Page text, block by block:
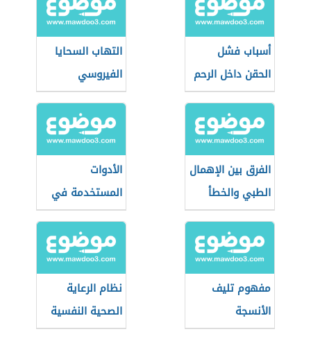
أسباب فشل
الحقن داخل الرحم
التهاب السحايا
الفيروسي
الفرق بين الإهمال
الطبي والخطأ
الطبي
الأدوات
المستخدمة في
طب النساء
والتوليد
مفهوم تليف
الأنسجة
نظام الرعاية
الصحية النفسية
(نظام سعودي)